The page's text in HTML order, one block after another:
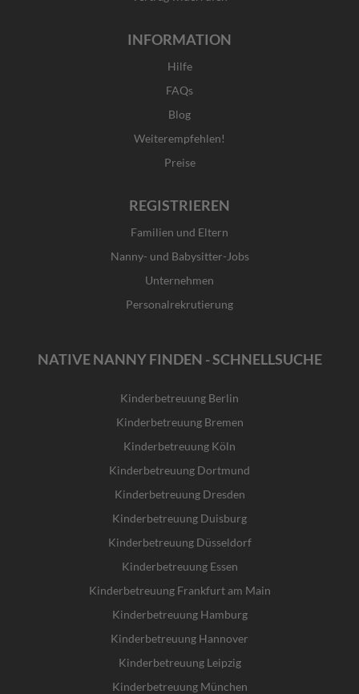
INFORMATION
Hilfe
FAQs
Blog
Weiterempfehlen!
Preise
REGISTRIEREN
Familien und Eltern
Nanny- und Babysitter-Jobs
Unternehmen
Personalrekrutierung
NATIVE NANNY FINDEN - SCHNELLSUCHE
Kinderbetreuung Berlin
Kinderbetreuung Bremen
Kinderbetreuung Köln
Kinderbetreuung Dortmund
Kinderbetreuung Dresden
Kinderbetreuung Duisburg
Kinderbetreuung Düsseldorf
Kinderbetreuung Essen
Kinderbetreuung Frankfurt am Main
Kinderbetreuung Hamburg
Kinderbetreuung Hannover
Kinderbetreuung Leipzig
Kinderbetreuung München